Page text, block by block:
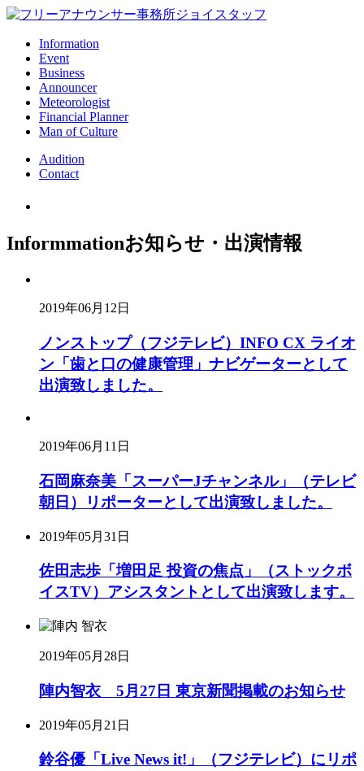
Information
Event
Business
Announcer
Meteorologist
Financial Planner
Man of Culture
Audition
Contact
Informmationお知らせ・出演情報
2019年06月12日
ノンストップ（フジテレビ）INFO CX ライオ
ン「歯と口の健康管理」ナビゲーターとして
出演致しました。
2019年06月11日
石岡麻奈美「スーパーJチャンネル」（テレビ
朝日）リポーターとして出演致しました。
2019年05月31日
佐田志歩「増田足 投資の焦点」（ストックボ
イスTV）アシスタントとして出演致します。
2019年05月28日
陣内智衣 5月27日 東京新聞掲載のお知らせ
2019年05月21日
鈴谷優「Live News it!」（フジテレビ）にリポ